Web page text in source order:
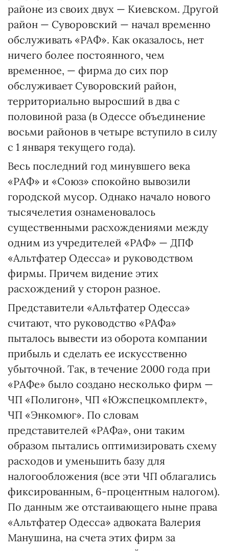
районе из своих двух — Киевском. Другой
район — Суворовский — начал временно
обслуживать «РАФ». Как оказалось, нет
ничего более постоянного, чем
временное, — фирма до сих пор
обслуживает Суворовский район,
территориально выросший в два с
половиной раза (в Одессе объединение
восьми районов в четыре вступило в силу
с 1 января текущего года).
Весь последний год минувшего века
«РАФ» и «Союз» спокойно вывозили
городской мусор. Однако начало нового
тысячелетия ознаменовалось
существенными расхождениями между
одним из учредителей «РАФ» — ДПФ
«Альтфатер Одесса» и руководством
фирмы. Причем видение этих
расхождений у сторон разное.
Представители «Альтфатер Одесса»
считают, что руководство «РАФа»
пыталось вывести из оборота компании
прибыль и сделать ее искусственно
убыточной. Так, в течение 2000 года при
«РАФе» было создано несколько фирм —
ЧП «Полигон», ЧП «Южспецкомплект»,
ЧП «Энкомюг». По словам
представителей «РАФа», они таким
образом пытались оптимизировать схему
расходов и уменьшить базу для
налогообложения (все эти ЧП облагались
фиксированным, 6-процентным налогом).
По данным же отстаивающего ныне права
«Альтфатер Одесса» адвоката Валерия
Манушина, на счета этих фирм за